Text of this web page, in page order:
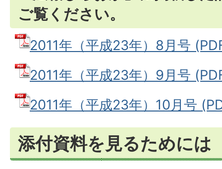
ご覧ください。
2011年（平成23年）8月号
2011年（平成23年）9月号
2011年（平成23年）10月号
添付資料を見るためには